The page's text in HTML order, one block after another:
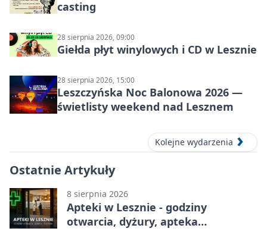
casting
28 sierpnia 2026, 09:00
Giełda płyt winylowych i CD w Lesznie
28 sierpnia 2026, 15:00
Leszczyńska Noc Balonowa 2026 —
świetlisty weekend nad Lesznem
Kolejne wydarzenia
Ostatnie Artykuły
8 sierpnia 2026
Apteki w Lesznie - godziny
otwarcia, dyżury, apteka